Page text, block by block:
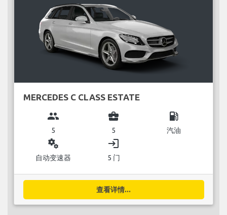
MERCEDES C CLASS ESTATE
group
5
business_center
5
local_gas_station
汽油
miscellaneous_services
自动变速器
login
5 门
查看详情...